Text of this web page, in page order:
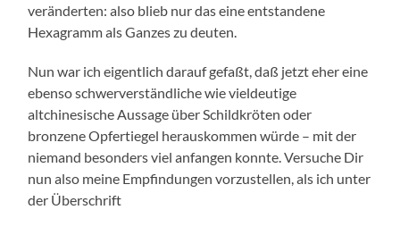
veränderten: also blieb nur das eine entstandene
Hexagramm als Ganzes zu deuten.
Nun war ich eigentlich darauf gefaßt, daß jetzt eher eine
ebenso schwerverständliche wie vieldeutige
altchinesische Aussage über Schildkröten oder
bronzene Opfertiegel herauskommen würde – mit der
niemand besonders viel anfangen konnte. Versuche Dir
nun also meine Empfindungen vorzustellen, als ich unter
der Überschrift